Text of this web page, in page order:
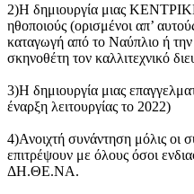
2)Η δημιουργία μιας
ηθοποιούς (ορισμένοι απ’
καταγωγή από το Ναύπλιο ή
σκηνοθέτη τον καλλιτεχνικό
3)Η δημιουργία μιας
έναρξη λειτουργίας το 2022)
4)Ανοιχτή συνάντηση μόλις οι
επιτρέψουν με όλους όσοι
ΔΗ.ΘΕ.ΝΑ.